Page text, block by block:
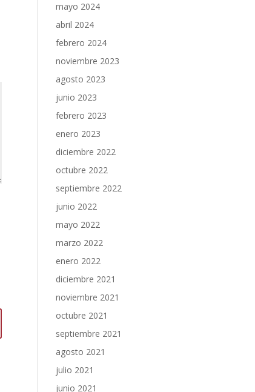
mayo 2024
abril 2024
febrero 2024
noviembre 2023
agosto 2023
junio 2023
febrero 2023
enero 2023
diciembre 2022
octubre 2022
septiembre 2022
junio 2022
mayo 2022
marzo 2022
enero 2022
diciembre 2021
noviembre 2021
octubre 2021
septiembre 2021
agosto 2021
julio 2021
junio 2021